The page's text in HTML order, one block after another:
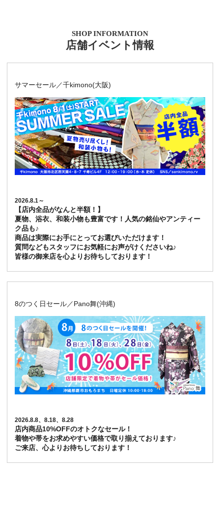
SHOP INFORMATION
店舗イベント情報
サマーセール／千kimono(大阪)
2026.8.1～
【店内全品がなんと半額！】
夏物、浴衣、和装小物も豊富です！人気の銘仙やアンティー
ク品も♪
商品は実際にお手にとってお選びいただけます！
質問などもスタッフにお気軽にお声がけくださいね♪
皆様の御来店を心よりお待ちしております！
8のつく日セール／Pano舞(沖縄)
2026.8.8、8.18、8.28
店内商品10%OFFのオトクなセール！
着物や帯をお求めやすい価格で取り揃えております♪
ご来店、心よりお待ちしております！